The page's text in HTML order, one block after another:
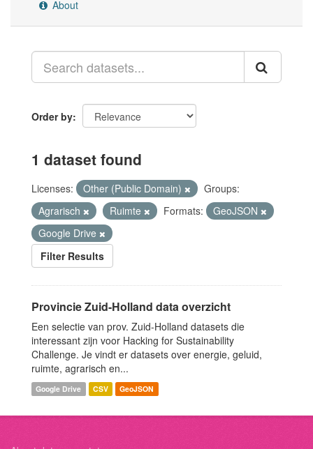
About
Order by
1 dataset found
Licenses: Other (Public Domain)
Groups:
Agrarisch
Ruimte Formats:
GeoJSON
Google Drive
Filter Results
Provincie Zuid-Holland data overzicht
Een selectie van prov. Zuid-Holland datasets die
interessant zijn voor Hacking for Sustainability
Challenge. Je vindt er datasets over energie, geluid,
ruimte, agrarisch en...
Google Drive CSV GeoJSON